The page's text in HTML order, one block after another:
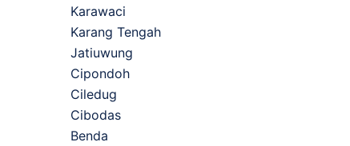
Karawaci
Karang Tengah
Jatiuwung
Cipondoh
Ciledug
Cibodas
Benda